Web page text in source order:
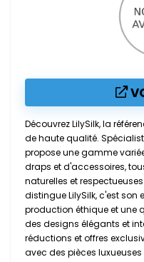
Découvrez LilySilk, la
de haute qualité.
propose une gamme
draps et d'accessoires,
naturelles et
distingue LilySilk, c'est
production éthique et une
des designs élégants et
réductions et offres
avec des pièces